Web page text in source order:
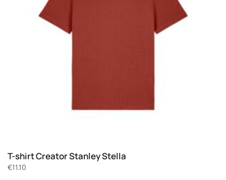
T-shirt Creator Stanley Stella
€11.10